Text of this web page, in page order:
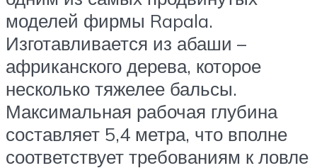
моделей фирмы Rapala.
Изготавливается из абаши –
африканского дерева, которое
несколько тяжелее бальсы.
Максимальная рабочая глубина
составляет 5,4 метра, что вполне
соответствует требованиям к ловле